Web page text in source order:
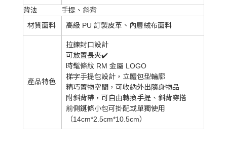
背法
手提、斜背
材質面料
高級 PU 訂製皮革、內層絨布面料
產品特色
拉鍊封口設計
可放置長夾✔️
時髦條紋 RM 金屬 LOGO
梯字手提包設計，立體包型輪廓
精巧置物空間，可收納外出隨身物品
附斜背帶，可自由轉換手提、斜背穿搭
前側鏈條小包可掛配或單獨使用
（14cm*2.5cm*10.5cm）